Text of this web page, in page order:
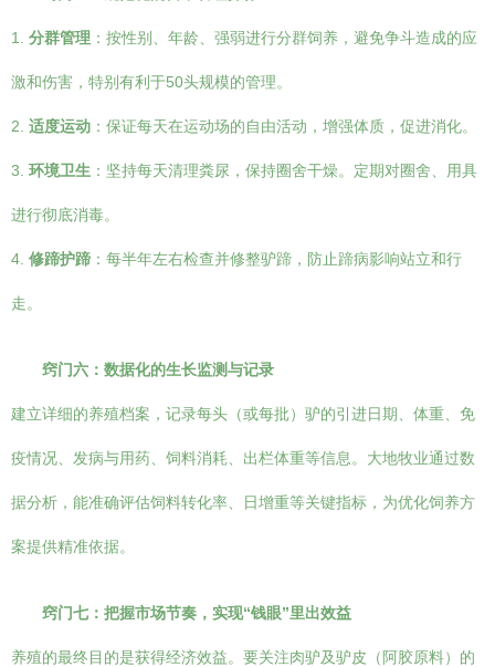
1. 分群管理 ：按性别、年龄、强弱进行分群饲养，避免争斗造成的应
激和伤害，特别有利于50头规模的管理。
2. 适度运动 ：保证每天在运动场的自由活动，增强体质，促进消化。
3. 环境卫生 ：坚持每天清理粪尿，保持圈舍干燥。定期对圈舍、用具
进行彻底消毒。
4. 修蹄护蹄 ：每半年左右检查并修整驴蹄，防止蹄病影响站立和行
走。
窍门六：数据化的生长监测与记录
建立详细的养殖档案，记录每头（或每批）驴的引进日期、体重、免
疫情况、发病与用药、饲料消耗、出栏体重等信息。大地牧业通过数
据分析，能准确评估饲料转化率、日增重等关键指标，为优化饲养方
案提供精准依据。
窍门七：把握市场节奏，实现“钱眼”里出效益
养殖的最终目的是获得经济效益。要关注肉驴及驴皮（阿胶原料）的